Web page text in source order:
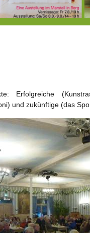
Erfolgreiche
und zukünftige (das